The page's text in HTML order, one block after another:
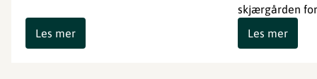
Les mer
skjærgården
Les mer